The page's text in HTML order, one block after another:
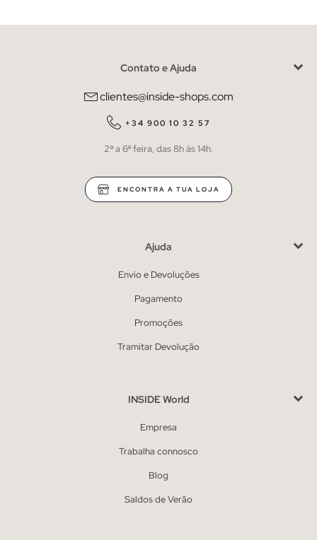
Contato e Ajuda
clientes@inside-shops.com
+34 900 10 32 57
2ª a 6ª feira, das 8h às 14h.
ENCONTRA A TUA LOJA
Ajuda
Envio e Devoluções
Pagamento
Promoções
Tramitar Devolução
INSIDE World
Empresa
Trabalha connosco
Blog
Saldos de Verão